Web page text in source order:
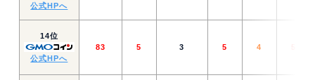
公式HPへ
14位
公式HPへ
83 5 3 5 4